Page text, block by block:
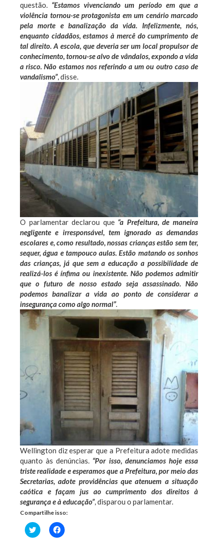
questão. “Estamos vivenciando um período em que a
violência tornou-se protagonista em um cenário marcado
pela morte e banalização da vida. Infelizmente, nós,
enquanto cidadãos, estamos à mercê do cumprimento de
tal direito. A escola, que deveria ser um local propulsor de
conhecimento, tornou-se alvo de vândalos, expondo a vida
a risco. Não estamos nos referindo a um ou outro caso de
vandalismo”, disse.
O parlamentar declarou que “a Prefeitura, de maneira
negligente e irresponsável, tem ignorado as demandas
escolares e, como resultado, nossas crianças estão sem ter,
sequer, água e tampouco aulas. Estão matando os sonhos
das crianças, já que sem a educação a possibilidade de
realizá-los é ínfima ou inexistente. Não podemos admitir
que o futuro de nosso estado seja assassinado. Não
podemos banalizar a vida ao ponto de considerar a
insegurança como algo normal”.
Wellington diz esperar que a Prefeitura adote medidas
quanto às denúncias. “Por isso, denunciamos hoje essa
triste realidade e esperamos que a Prefeitura, por meio das
Secretarias, adote providências que atenuem a situação
caótica e façam jus ao cumprimento dos direitos à
segurança e à educação”, disparou o parlamentar.
Compartilhe isso:
Clique
para
Clique
para